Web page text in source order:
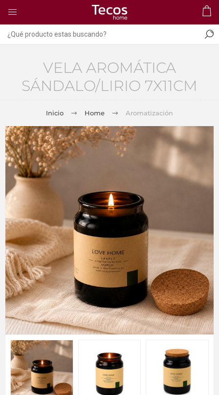
VELA AROMÁTICA
SÁNDALO/LIRIO 7X11CM
Inicio Home Aromatización